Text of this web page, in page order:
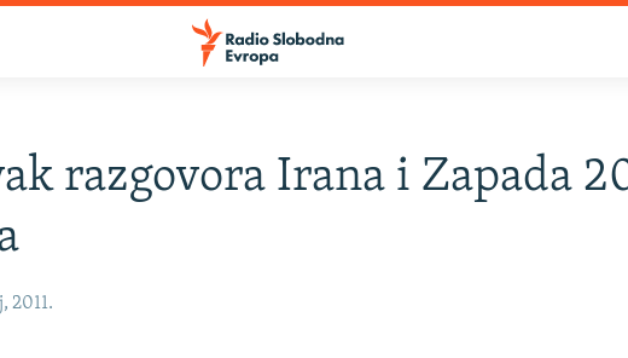
razgovora Irana i Zapada
2011.